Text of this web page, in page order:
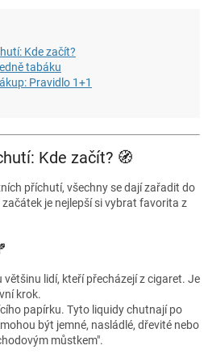
Kde začít?
tabáku
Pravidlo 1+1
Kde začít? 🧭
příchutí, všechny se dají zařadit do
je nejlepší si vybrat favorita z
většinu lidí, kteří přecházejí z cigaret. Je
krok.
papírku. Tyto liquidy chutnají po
být jemné, nasládlé, dřevité nebo
můstkem".